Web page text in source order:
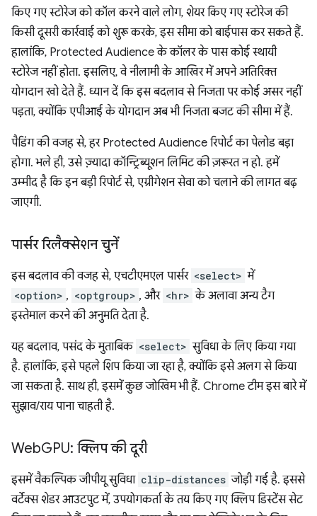
किए गए स्टोरेज को कॉल करने वाले लोग, शेयर किए गए स्टोरेज की
किसी दूसरी कार्रवाई को शुरू करके, इस सीमा को बाईपास कर सकते हैं.
हालांकि, Protected Audience के कॉलर के पास कोई स्थायी
स्टोरेज नहीं होता. इसलिए, वे नीलामी के आखिर में अपने अतिरिक्त
योगदान खो देते हैं. ध्यान दें कि इस बदलाव से निजता पर कोई असर नहीं
पड़ता, क्योंकि एपीआई के योगदान अब भी निजता बजट की सीमा में हैं.
पैडिंग की वजह से, हर Protected Audience रिपोर्ट का पेलोड बड़ा
होगा. भले ही, उसे ज़्यादा कॉन्ट्रिब्यूशन लिमिट की ज़रूरत न हो. हमें
उम्मीद है कि इन बड़ी रिपोर्ट से, एग्रीगेशन सेवा को चलाने की लागत बढ़
जाएगी.
पार्सर रिलैक्सेशन चुनें
इस बदलाव की वजह से, एचटीएमएल पार्सर <select> में
<option> , <optgroup> , और <hr> के अलावा अन्य टैग
इस्तेमाल करने की अनुमति देता है.
यह बदलाव, पसंद के मुताबिक <select> सुविधा के लिए किया गया
है. हालांकि, इसे पहले शिप किया जा रहा है, क्योंकि इसे अलग से किया
जा सकता है. साथ ही, इसमें कुछ जोखिम भी हैं. Chrome टीम इस बारे में
सुझाव/राय पाना चाहती है.
WebGPU: क्लिप की दूरी
इसमें वैकल्पिक जीपीयू सुविधा clip-distances जोड़ी गई है. इससे
वर्टेक्स शेडर आउटपुट में, उपयोगकर्ता के तय किए गए क्लिप डिस्टेंस सेट